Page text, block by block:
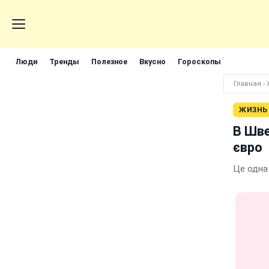
Люди Тренды Полезное Вкусно Гороскопы
Главная ›
ЖИЗНЬ
В
євро
Це одна